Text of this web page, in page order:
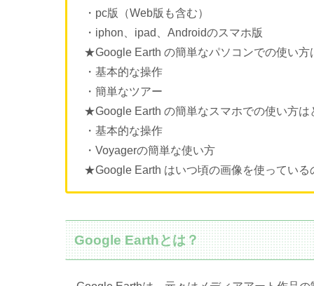
・pc版（Web版も含む）
・iphon、ipad、Androidのスマホ版
★Google Earth の簡単なパソコンでの使い方
・基本的な操作
・簡単なツアー
★Google Earth の簡単なスマホでの使い方は
・基本的な操作
・Voyagerの簡単な使い方
★Google Earth はいつ頃の画像を使っている
Google Earthとは？